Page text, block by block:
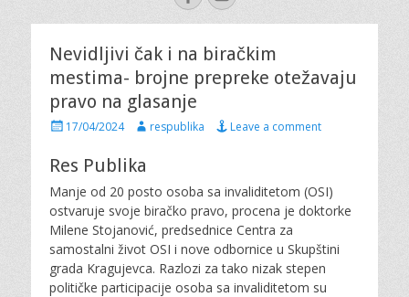
Nevidljivi čak i na biračkim
mestima- brojne prepreke otežavaju
pravo na glasanje
P
s
t
e
d
o
17/04/2024
A
t
h
o
r
respublika Leave a comment
Res Publika
Manje od 20 posto osoba sa invaliditetom (OSI)
ostvaruje svoje biračko pravo, procena je doktorke
Milene Stojanović, predsednice Centra za
samostalni život OSI i nove odbornice u Skupštini
grada Kragujevca. Razlozi za tako nizak stepen
političke participacije osoba sa invaliditetom su